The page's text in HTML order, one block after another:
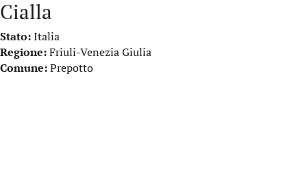
Cialla
Stato:Italia
Regione:Friuli-Venezia Giulia
Comune:Prepotto